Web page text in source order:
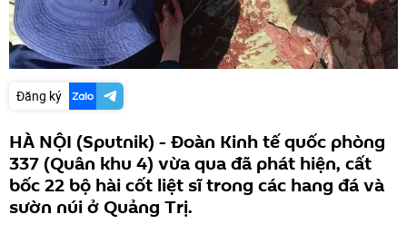
Đăng ký
HÀ NỘI (Sputnik) - Đoàn Kinh tế quốc phòng
337 (Quân khu 4) vừa qua đã phát hiện, cất
bốc 22 bộ hài cốt liệt sĩ trong các hang đá và
sườn núi ở Quảng Trị.